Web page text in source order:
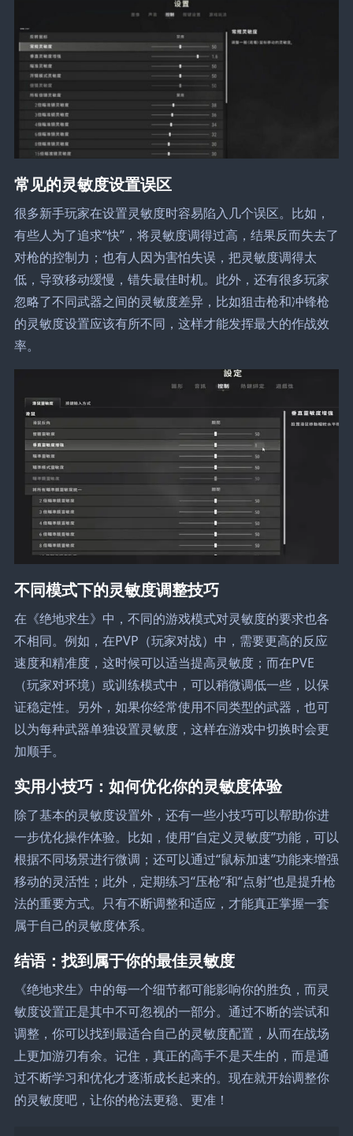
常见的灵敏度设置误区
很多新手玩家在设置灵敏度时容易陷入几个误区。比如，
有些人为了追求“快”，将灵敏度调得过高，结果反而失去了
对枪的控制力；也有人因为害怕失误，把灵敏度调得太
低，导致移动缓慢，错失最佳时机。此外，还有很多玩家
忽略了不同武器之间的灵敏度差异，比如狙击枪和冲锋枪
的灵敏度设置应该有所不同，这样才能发挥最大的作战效
率。
不同模式下的灵敏度调整技巧
在《绝地求生》中，不同的游戏模式对灵敏度的要求也各
不相同。例如，在PVP（玩家对战）中，需要更高的反应
速度和精准度，这时候可以适当提高灵敏度；而在PVE
（玩家对环境）或训练模式中，可以稍微调低一些，以保
证稳定性。另外，如果你经常使用不同类型的武器，也可
以为每种武器单独设置灵敏度，这样在游戏中切换时会更
加顺手。
实用小技巧：如何优化你的灵敏度体验
除了基本的灵敏度设置外，还有一些小技巧可以帮助你进
一步优化操作体验。比如，使用“自定义灵敏度”功能，可以
根据不同场景进行微调；还可以通过“鼠标加速”功能来增强
移动的灵活性；此外，定期练习“压枪”和“点射”也是提升枪
法的重要方式。只有不断调整和适应，才能真正掌握一套
属于自己的灵敏度体系。
结语：找到属于你的最佳灵敏度
《绝地求生》中的每一个细节都可能影响你的胜负，而灵
敏度设置正是其中不可忽视的一部分。通过不断的尝试和
调整，你可以找到最适合自己的灵敏度配置，从而在战场
上更加游刃有余。记住，真正的高手不是天生的，而是通
过不断学习和优化才逐渐成长起来的。现在就开始调整你
的灵敏度吧，让你的枪法更稳、更准！